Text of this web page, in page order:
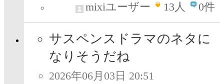
mixiユーザー
13人 0件
サスペンスドラマのネタに
なりそうだね
2026年06月03日 20:51